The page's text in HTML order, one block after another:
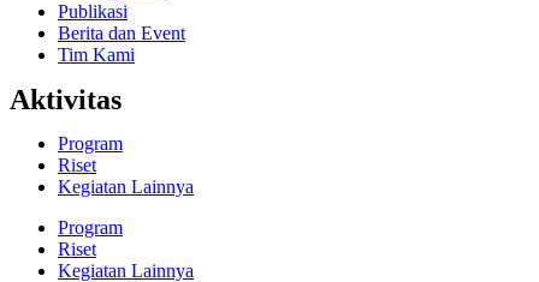
Publikasi
Berita dan Event
Tim Kami
Aktivitas
Program
Riset
Kegiatan Lainnya
Program
Riset
Kegiatan Lainnya